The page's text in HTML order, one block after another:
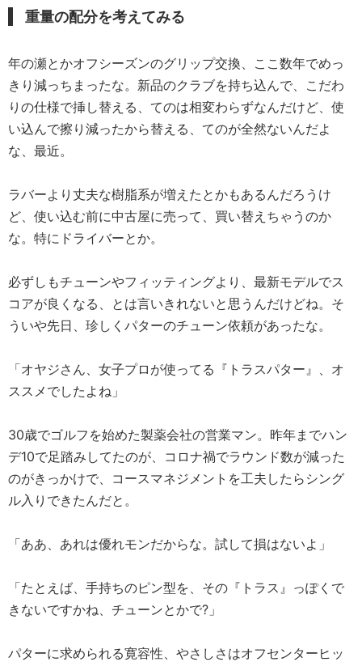
重量の配分を考えてみる
年の瀬とかオフシーズンのグリップ交換、ここ数年でめっ
きり減っちまったな。新品のクラブを持ち込んで、こだわ
りの仕様で挿し替える、てのは相変わらずなんだけど、使
い込んで擦り減ったから替える、てのが全然ないんだよ
な、最近。
ラバーより丈夫な樹脂系が増えたとかもあるんだろうけ
ど、使い込む前に中古屋に売って、買い替えちゃうのか
な。特にドライバーとか。
必ずしもチューンやフィッティングより、最新モデルでス
コアが良くなる、とは言いきれないと思うんだけどね。そ
ういや先日、珍しくパターのチューン依頼があったな。
「オヤジさん、女子プロが使ってる『トラスパター』、オ
ススメでしたよね」
30歳でゴルフを始めた製薬会社の営業マン。昨年までハン
デ10で足踏みしてたのが、コロナ禍でラウンド数が減った
のがきっかけで、コースマネジメントを工夫したらシング
ル入りできたんだと。
「ああ、あれは優れモンだからな。試して損はないよ」
「たとえば、手持ちのピン型を、その『トラス』っぽくで
きないですかね、チューンとかで?」
パターに求められる寛容性、やさしさはオフセンターヒッ